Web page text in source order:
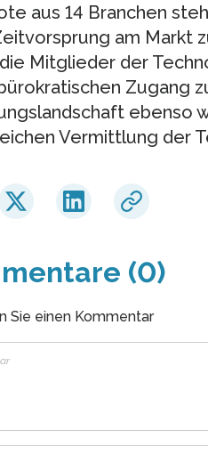
aus 14 Branchen
am Markt
Mitglieder der
Zugang
ebenso
Vermittlung der
(0)
Sie einen Kommentar